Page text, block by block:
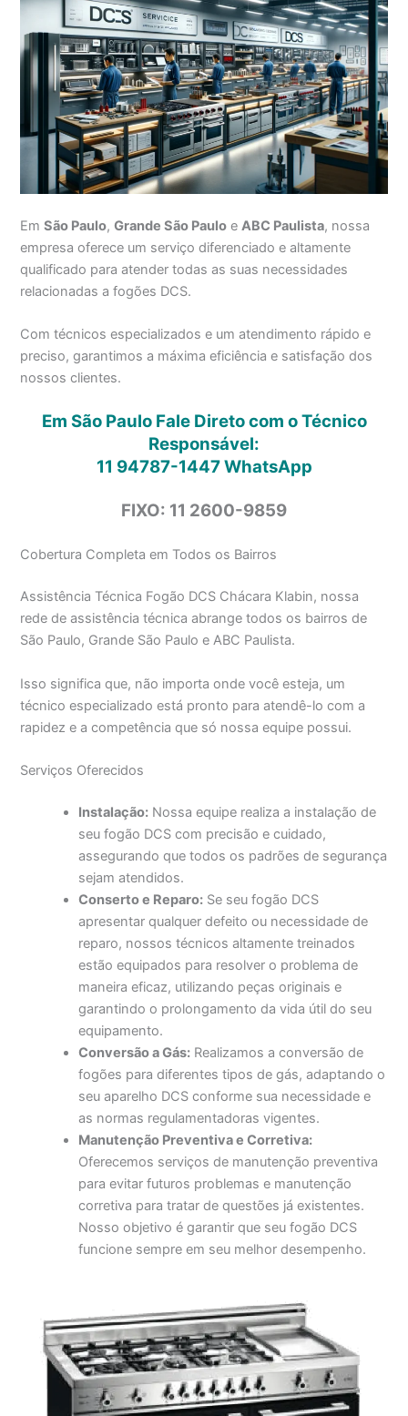
EmSão Paulo,Grande São Paulo eABC Paulista, nossa
empresa oferece um serviço diferenciado e altamente
qualificado para atender todas as suas necessidades
relacionadas a fogões DCS.
Com técnicos especializados e um atendimento rápido e
preciso, garantimos a máxima eficiência e satisfação dos
nossos clientes.
Em São Paulo Fale Direto com o Técnico
Responsável:
11 94787-1447WhatsApp
FIXO: 11 2600-9859
Cobertura Completa em Todos os Bairros
Assistência Técnica Fogão DCS Chácara Klabin, nossa
rede de assistência técnica abrange todos os bairros de
São Paulo, Grande São Paulo e ABC Paulista.
Isso significa que, não importa onde você esteja, um
técnico especializado está pronto para atendê-lo com a
rapidez e a competência que só nossa equipe possui.
Serviços Oferecidos
Instalação: Nossa equipe realiza a instalação de
seu fogão DCS com precisão e cuidado,
assegurando que todos os padrões de segurança
sejam atendidos.
Conserto e Reparo: Se seu fogão DCS
apresentar qualquer defeito ou necessidade de
reparo, nossos técnicos altamente treinados
estão equipados para resolver o problema de
maneira eficaz, utilizando peças originais e
garantindo o prolongamento da vida útil do seu
equipamento.
Conversão a Gás: Realizamos a conversão de
fogões para diferentes tipos de gás, adaptando o
seu aparelho DCS conforme sua necessidade e
as normas regulamentadoras vigentes.
Manutenção Preventiva e Corretiva:
Oferecemos serviços de manutenção preventiva
para evitar futuros problemas e manutenção
corretiva para tratar de questões já existentes.
Nosso objetivo é garantir que seu fogão DCS
funcione sempre em seu melhor desempenho.